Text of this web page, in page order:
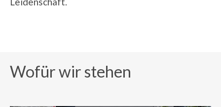
Wofür wir stehen